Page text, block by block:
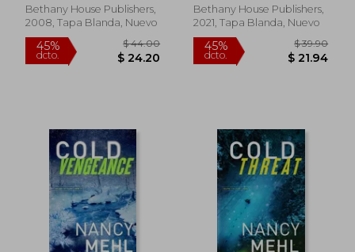
Inglés)
Bethany House Publishers,
2008, Tapa Blanda, Nuevo
45%
dcto. $ 24.20
Bethany House Publishers,
2021, Tapa Blanda, Nuevo
45%
dcto.